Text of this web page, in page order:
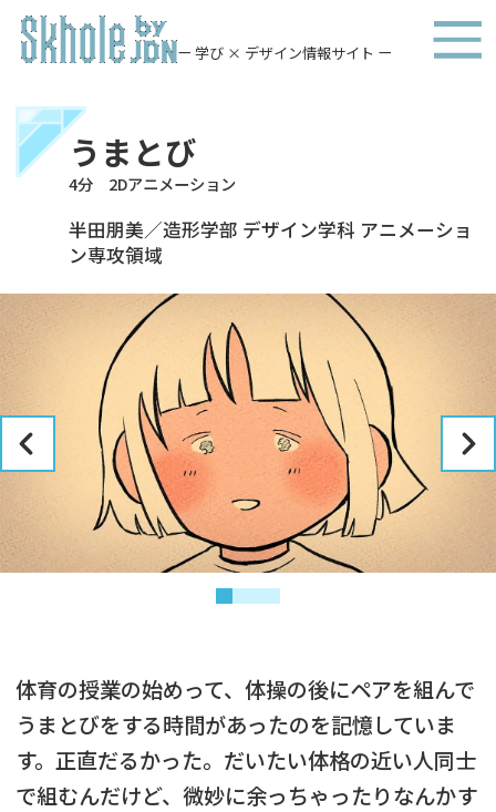
ー 学び × デザイン情報サイト ー
うまとび
4分 2Dアニメーション
半田朋美／造形学部 デザイン学科 アニメーショ
ン専攻領域
体育の授業の始めって、体操の後にペアを組んで
うまとびをする時間があったのを記憶していま
す。正直だるかった。だいたい体格の近い人同士
で組むんだけど、微妙に余っちゃったりなんかす